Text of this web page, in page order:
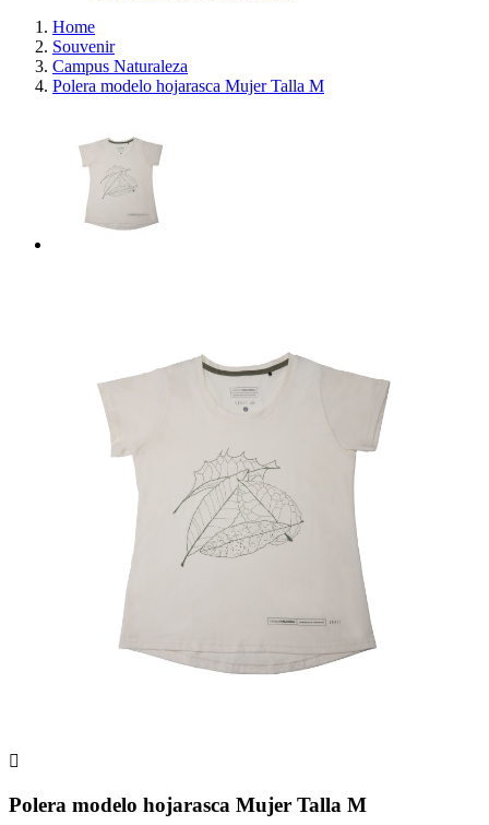
Home
Souvenir
Campus Naturaleza
Polera modelo hojarasca Mujer Talla M

Polera modelo hojarasca Mujer Talla M